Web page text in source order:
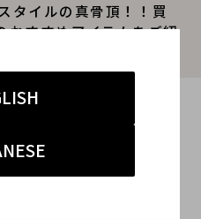
タイルの真骨頂！！買
すすめアイテムをご紹